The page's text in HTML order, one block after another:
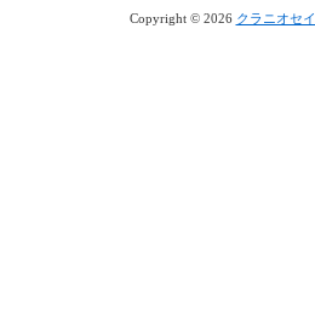
Copyright © 2026 クラニオセ